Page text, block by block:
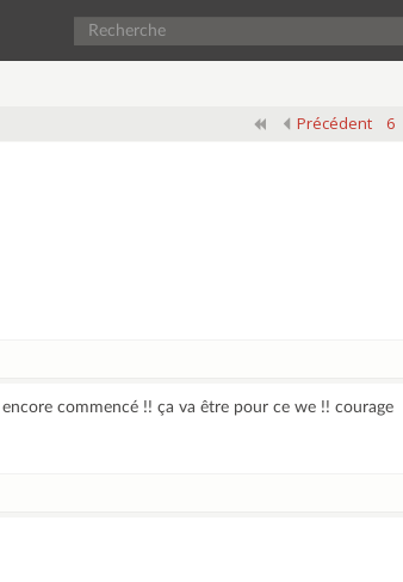
Précédent 6
commencé !! ça va être pour ce we !! courage